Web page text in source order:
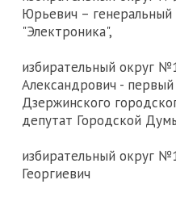
Юрьевич –
"Электроника",
избирательный округ
Александрович -
Дзержинского
депутат Городской
избирательный округ
Георгиевич